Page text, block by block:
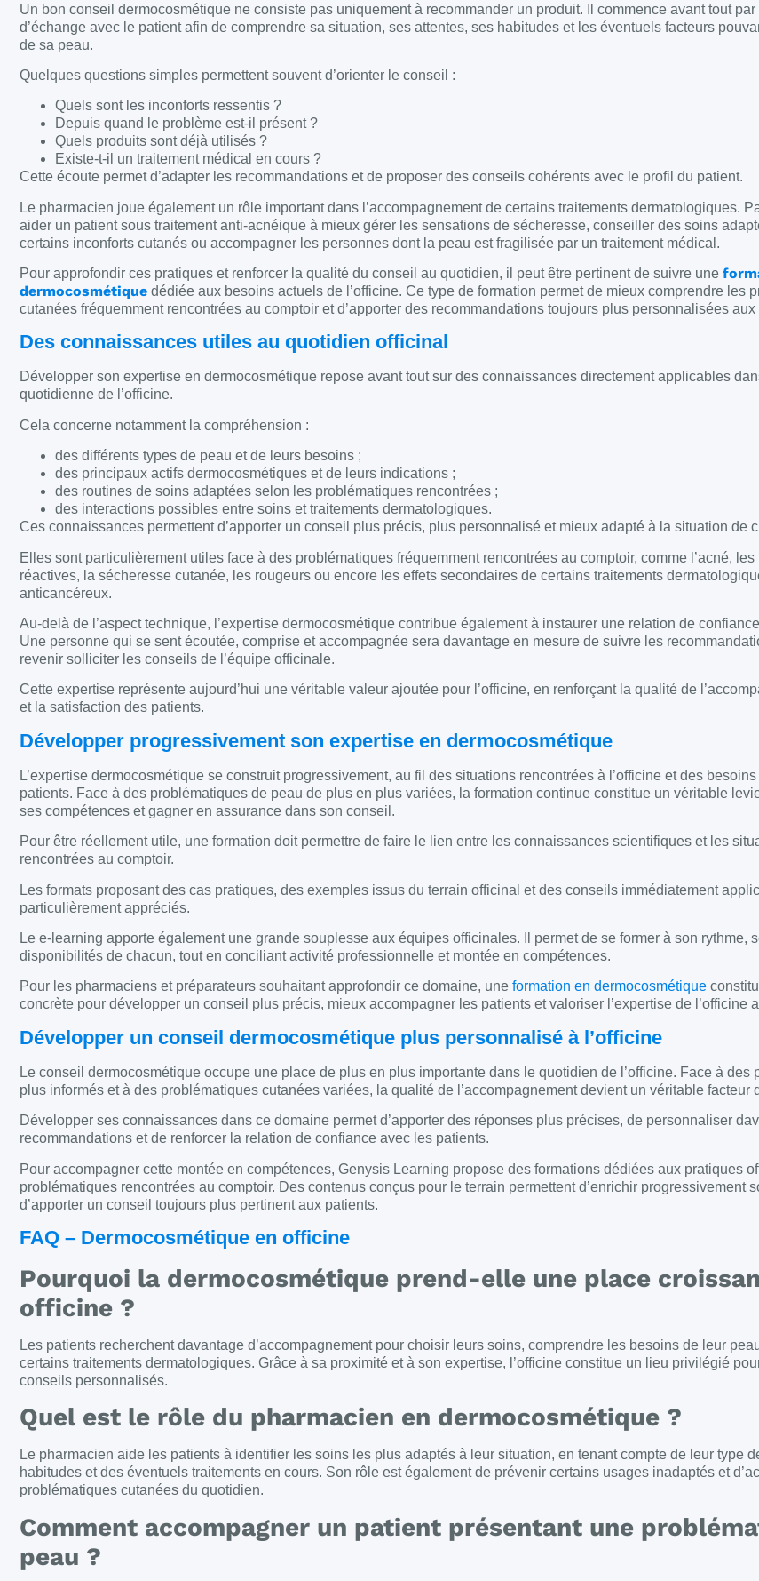
Un bon conseil dermocosmétique ne consiste pas uniquement à recommander un produit. Il commence avant tout
d’échange avec le patient afin de comprendre sa situation, ses attentes, ses habitudes et les éventuels facteurs
de sa peau.
Quelques questions simples permettent souvent d’orienter le conseil :
Quels sont les inconforts ressentis ?
Depuis quand le problème est-il présent ?
Quels produits sont déjà utilisés ?
Existe-t-il un traitement médical en cours ?
Cette écoute permet d’adapter les recommandations et de proposer des conseils cohérents avec le profil du patient.
Le pharmacien joue également un rôle important dans l’accompagnement de certains traitements dermatologiques.
aider un patient sous traitement anti-acnéique à mieux gérer les sensations de sécheresse, conseiller des soins
certains inconforts cutanés ou accompagner les personnes dont la peau est fragilisée par un traitement médical.
Pour approfondir ces pratiques et renforcer la qualité du conseil au quotidien, il peut être pertinent de suivre une
dermocosmétique dédiée aux besoins actuels de l’officine. Ce type de formation permet de mieux comprendre les
cutanées fréquemment rencontrées au comptoir et d’apporter des recommandations toujours plus personnalisées aux
Des connaissances utiles au quotidien officinal
Développer son expertise en dermocosmétique repose avant tout sur des connaissances directement applicables
quotidienne de l’officine.
Cela concerne notamment la compréhension :
des différents types de peau et de leurs besoins ;
des principaux actifs dermocosmétiques et de leurs indications ;
des routines de soins adaptées selon les problématiques rencontrées ;
des interactions possibles entre soins et traitements dermatologiques.
Ces connaissances permettent d’apporter un conseil plus précis, plus personnalisé et mieux adapté à la situation de
Elles sont particulièrement utiles face à des problématiques fréquemment rencontrées au comptoir, comme l’acné,
réactives, la sécheresse cutanée, les rougeurs ou encore les effets secondaires de certains traitements
anticancéreux.
Au-delà de l’aspect technique, l’expertise dermocosmétique contribue également à instaurer une relation de
Une personne qui se sent écoutée, comprise et accompagnée sera davantage en mesure de suivre les
revenir solliciter les conseils de l’équipe officinale.
Cette expertise représente aujourd’hui une véritable valeur ajoutée pour l’officine, en renforçant la qualité de
et la satisfaction des patients.
Développer progressivement son expertise en dermocosmétique
L’expertise dermocosmétique se construit progressivement, au fil des situations rencontrées à l’officine et des
patients. Face à des problématiques de peau de plus en plus variées, la formation continue constitue un véritable
ses compétences et gagner en assurance dans son conseil.
Pour être réellement utile, une formation doit permettre de faire le lien entre les connaissances scientifiques et les
rencontrées au comptoir.
Les formats proposant des cas pratiques, des exemples issus du terrain officinal et des conseils immédiatement
particulièrement appréciés.
Le e-learning apporte également une grande souplesse aux équipes officinales. Il permet de se former à son rythme,
disponibilités de chacun, tout en conciliant activité professionnelle et montée en compétences.
Pour les pharmaciens et préparateurs souhaitant approfondir ce domaine, une formation en dermocosmétique
concrète pour développer un conseil plus précis, mieux accompagner les patients et valoriser l’expertise de l’officine
Développer un conseil dermocosmétique plus personnalisé à l’officine
Le conseil dermocosmétique occupe une place de plus en plus importante dans le quotidien de l’officine. Face à des
plus informés et à des problématiques cutanées variées, la qualité de l’accompagnement devient un véritable facteur
Développer ses connaissances dans ce domaine permet d’apporter des réponses plus précises, de personnaliser
recommandations et de renforcer la relation de confiance avec les patients.
Pour accompagner cette montée en compétences, Genysis Learning propose des formations dédiées aux pratiques
problématiques rencontrées au comptoir. Des contenus conçus pour le terrain permettent d’enrichir progressivement
d’apporter un conseil toujours plus pertinent aux patients.
FAQ – Dermocosmétique en officine
Pourquoi la dermocosmétique prend-elle une place
officine ?
Les patients recherchent davantage d’accompagnement pour choisir leurs soins, comprendre les besoins de leur
certains traitements dermatologiques. Grâce à sa proximité et à son expertise, l’officine constitue un lieu privilégié
conseils personnalisés.
Quel est le rôle du pharmacien en dermocosmétique ?
Le pharmacien aide les patients à identifier les soins les plus adaptés à leur situation, en tenant compte de leur type
habitudes et des éventuels traitements en cours. Son rôle est également de prévenir certains usages inadaptés et
problématiques cutanées du quotidien.
Comment accompagner un patient présentant une
peau ?